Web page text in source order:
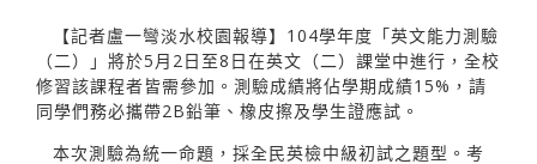
【記者盧一彎淡水校園報導】104學年度「英文能力測驗
（二）」將於5月2日至8日在英文（二）課堂中進行，全校
修習該課程者皆需參加。測驗成績將佔學期成績15%，請
同學們務必攜帶2B鉛筆、橡皮擦及學生證應試。
本次測驗為統一命題，採全民英檢中級初試之題型。考